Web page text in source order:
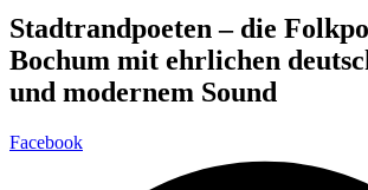
Stadtrandpoeten – die
Bochum mit ehrlichen
und modernem Sound
Facebook